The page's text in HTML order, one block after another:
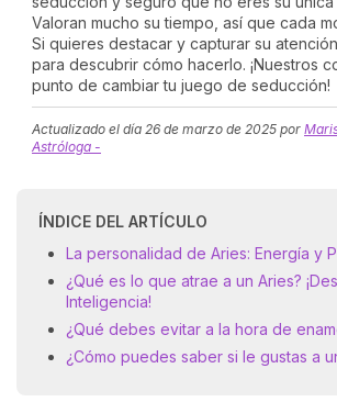
Valoran mucho su tiempo, así que cada
Si quieres destacar y capturar su
para descubrir cómo hacerlo. ¡Nuestros
punto de cambiar tu juego de seducción!
Actualizado el día 26 de marzo de 2025 por
Astróloga -
ÍNDICE DEL ARTÍCULO
La personalidad de Aries: Energía y
¿Qué es lo que atrae a un Aries?
Inteligencia!
¿Qué debes evitar a la hora de
¿Cómo puedes saber si le gustas a